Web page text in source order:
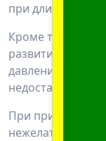
при длительном
Кроме того, при
развитие
давления
недостаточности.
При применении
нежелательные